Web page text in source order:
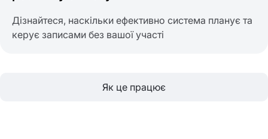
Дізнайтеся, наскільки ефективно система планує та
керує записами без вашої участі
Як це працює